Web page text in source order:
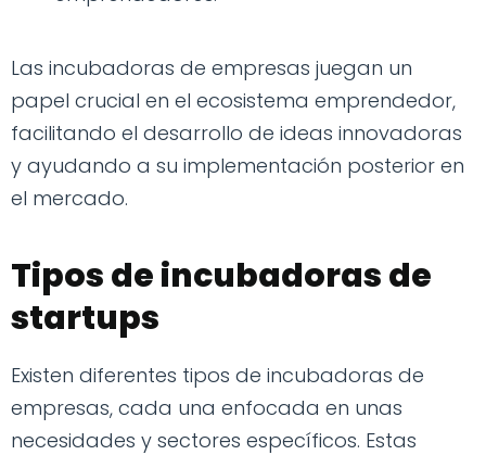
Las incubadoras de empresas juegan un
papel crucial en el ecosistema emprendedor,
facilitando el desarrollo de ideas innovadoras
y ayudando a su implementación posterior en
el mercado.
Tipos de incubadoras de
startups
Existen diferentes tipos de incubadoras de
empresas, cada una enfocada en unas
necesidades y sectores específicos. Estas